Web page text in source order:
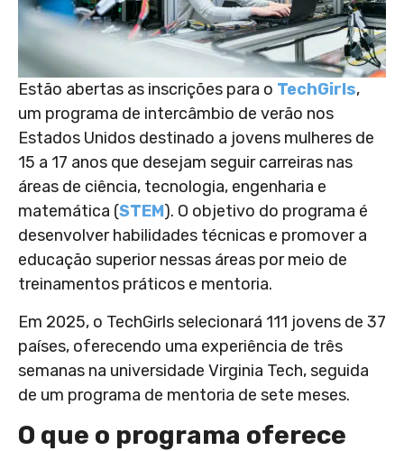
Estão abertas as inscrições para o TechGirls,
um programa de intercâmbio de verão nos
Estados Unidos destinado a jovens mulheres de
15 a 17 anos que desejam seguir carreiras nas
áreas de ciência, tecnologia, engenharia e
matemática (STEM). O objetivo do programa é
desenvolver habilidades técnicas e promover a
educação superior nessas áreas por meio de
treinamentos práticos e mentoria.
Em 2025, o TechGirls selecionará 111 jovens de 37
países, oferecendo uma experiência de três
semanas na universidade Virginia Tech, seguida
de um programa de mentoria de sete meses.
O que o programa oferece